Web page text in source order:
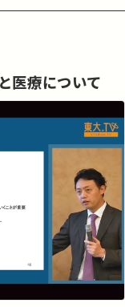
と医療について